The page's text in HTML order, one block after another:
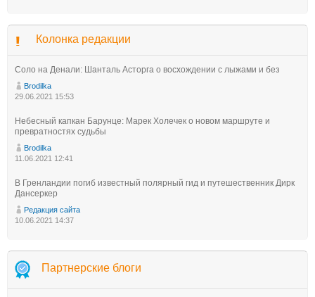
Колонка редакции
Соло на Денали: Шанталь Асторга о восхождении с лыжами и без
Brodilka
29.06.2021 15:53
Небесный капкан Барунце: Марек Холечек о новом маршруте и
превратностях судьбы
Brodilka
11.06.2021 12:41
В Гренландии погиб известный полярный гид и путешественник Дирк
Дансеркер
Редакция сайта
10.06.2021 14:37
Партнерские блоги